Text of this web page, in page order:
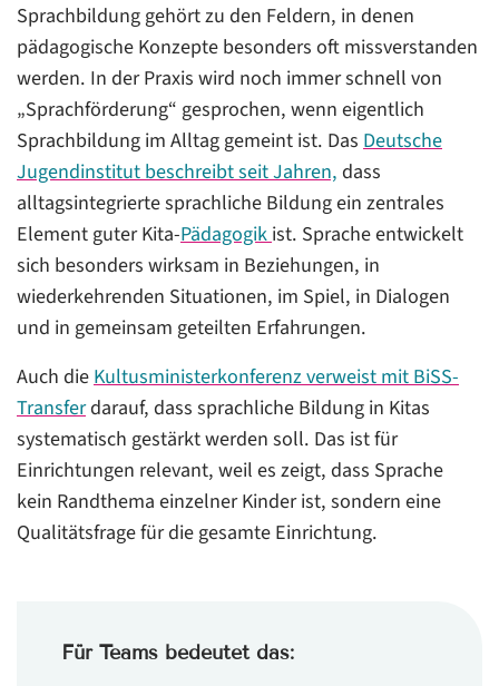
Sprachbildung gehört zu den Feldern, in denen
pädagogische Konzepte besonders oft missverstanden
werden. In der Praxis wird noch immer schnell von
„Sprachförderung“ gesprochen, wenn eigentlich
Sprachbildung im Alltag gemeint ist. DasDeutsche
Jugendinstitut beschreibt seit Jahren,dass
alltagsintegrierte sprachliche Bildung ein zentrales
Element guter Kita-Pädagogikist. Sprache entwickelt
sich besonders wirksam in Beziehungen, in
wiederkehrenden Situationen, im Spiel, in Dialogen
und in gemeinsam geteilten Erfahrungen.
Auch dieKultusministerkonferenz verweist mit BiSS-
Transferdarauf, dass sprachliche Bildung in Kitas
systematisch gestärkt werden soll. Das ist für
Einrichtungen relevant, weil es zeigt, dass Sprache
kein Randthema einzelner Kinder ist, sondern eine
Qualitätsfrage für die gesamte Einrichtung.
Für Teams bedeutet das: